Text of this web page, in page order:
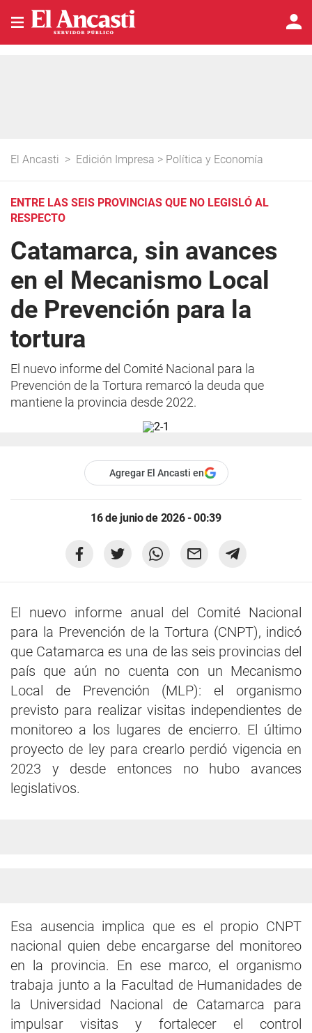
El Ancasti > Edición Impresa > Política y Economía
ENTRE LAS SEIS PROVINCIAS QUE NO LEGISLÓ AL
RESPECTO
Catamarca, sin avances
en el Mecanismo Local
de Prevención para la
tortura
El nuevo informe del Comité Nacional para la
Prevención de la Tortura remarcó la deuda que
mantiene la provincia desde 2022.
Agregar El Ancasti en
16 de junio de 2026 - 00:39
El nuevo informe anual del Comité Nacional
para la Prevención de la Tortura (CNPT), indicó
que Catamarca es una de las seis provincias del
país que aún no cuenta con un Mecanismo
Local de Prevención (MLP): el organismo
previsto para realizar visitas independientes de
monitoreo a los lugares de encierro. El último
proyecto de ley para crearlo perdió vigencia en
2023 y desde entonces no hubo avances
legislativos.
Esa ausencia implica que es el propio CNPT
nacional quien debe encargarse del monitoreo
en la provincia. En ese marco, el organismo
trabaja junto a la Facultad de Humanidades de
la Universidad Nacional de Catamarca para
impulsar visitas y fortalecer el control